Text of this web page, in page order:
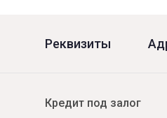
Все вклады
Мобильное
Все сервисы
Реквизиты
Кредит под залог